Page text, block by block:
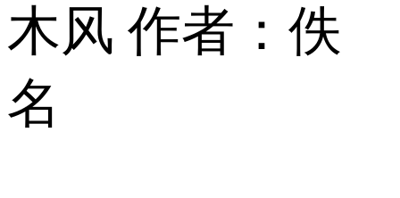
木风 作者：佚
名